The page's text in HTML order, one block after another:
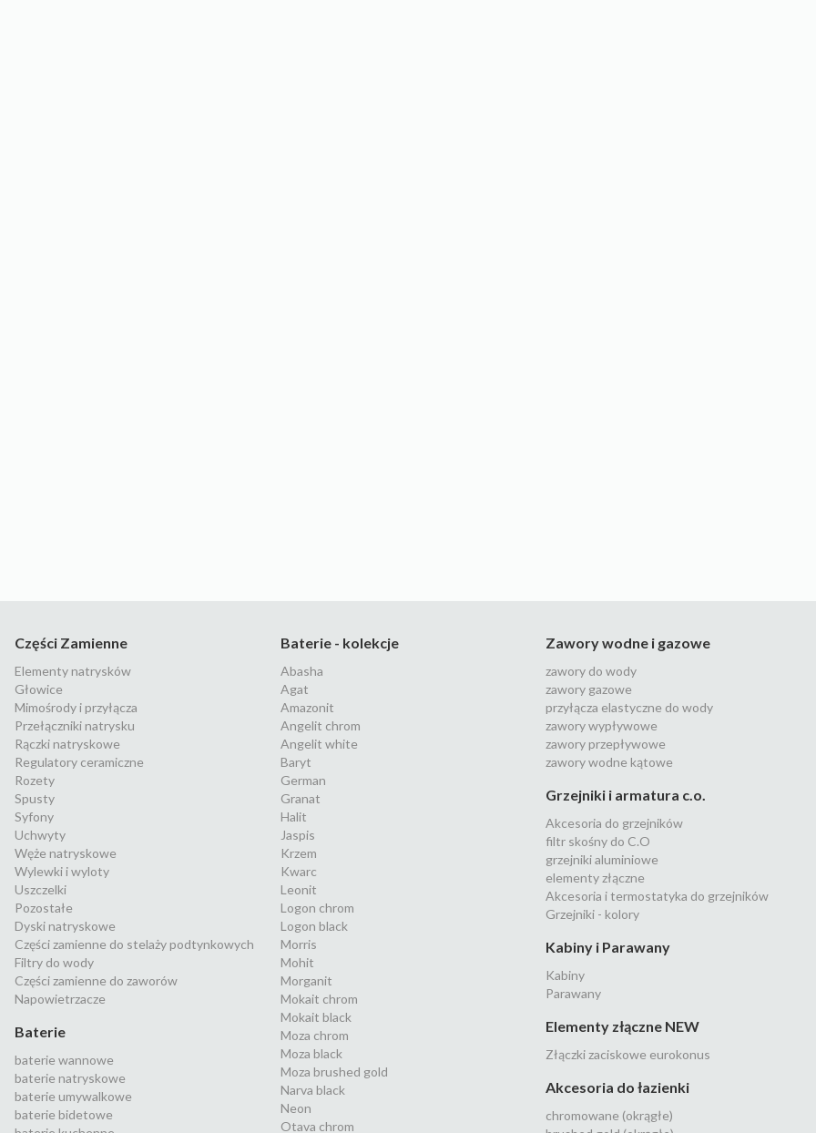
Części Zamienne
Elementy natrysków
Głowice
Mimośrody i przyłącza
Przełączniki natrysku
Rączki natryskowe
Regulatory ceramiczne
Rozety
Spusty
Syfony
Uchwyty
Węże natryskowe
Wylewki i wyloty
Uszczelki
Pozostałe
Dyski natryskowe
Części zamienne do stelaży podtynkowych
Filtry do wody
Części zamienne do zaworów
Napowietrzacze
Baterie
baterie wannowe
baterie natryskowe
baterie umywalkowe
baterie bidetowe
Baterie - kolekcje
Abasha
Agat
Amazonit
Angelit chrom
Angelit white
Baryt
German
Granat
Halit
Jaspis
Krzem
Kwarc
Leonit
Logon chrom
Logon black
Morris
Mohit
Morganit
Mokait chrom
Mokait black
Moza chrom
Moza black
Moza brushed gold
Narva black
Neon
Otava chrom
Zawory wodne i gazowe
zawory do wody
zawory gazowe
przyłącza elastyczne do wody
zawory wypływowe
zawory przepływowe
zawory wodne kątowe
Grzejniki i armatura c.o.
Akcesoria do grzejników
filtr skośny do C.O
grzejniki aluminiowe
elementy złączne
Akcesoria i termostatyka do grzejników
Grzejniki - kolory
Kabiny i Parawany
Kabiny
Parawany
Elementy złączne NEW
Złączki zaciskowe eurokonus
Akcesoria do łazienki
chromowane (okrągłe)